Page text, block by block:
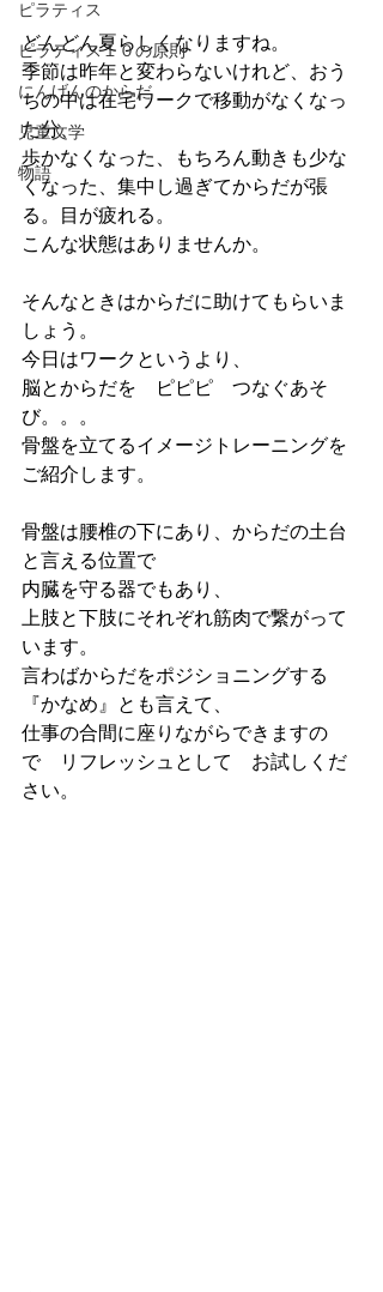
ピラティス
ピラティス１０の原則
にんげんのからだ
児童文学
物語
どんどん夏らしくなりますね。
季節は昨年と変わらないけれど、おう
ちの中は在宅ワークで移動がなくなっ
た分、
歩かなくなった、もちろん動きも少な
くなった、集中し過ぎてからだが張
る。目が疲れる。
こんな状態はありませんか。
そんなときはからだに助けてもらいま
しょう。
今日はワークというより、
脳とからだを　ピピピ　つなぐあそ
び。。。
骨盤を立てるイメージトレーニングを
ご紹介します。
骨盤は腰椎の下にあり、からだの土台
と言える位置で
内臓を守る器でもあり、
上肢と下肢にそれぞれ筋肉で繋がって
います。
言わばからだをポジショニングする
『かなめ』とも言えて、
仕事の合間に座りながらできますの
で　リフレッシュとして　お試しくだ
さい。